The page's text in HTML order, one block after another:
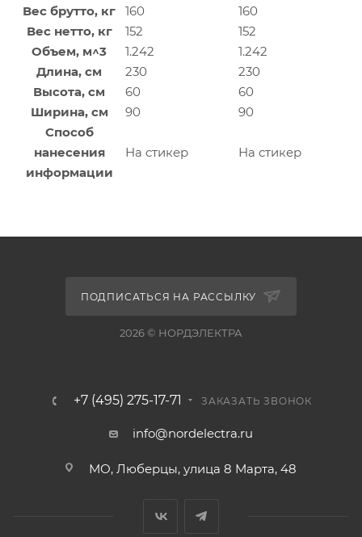
Вес брутто, кг
160
160
Вес нетто, кг
152
152
Объем, м^3
1.242
1.242
Длина, см
230
230
Высота, см
60
60
Ширина, см
90
90
Способ
нанесения
информации
На стикер На стикер
ПОДПИСАТЬСЯ НА РАССЫЛКУ
2026 © НОРДЭЛЕКТРА
+7 (495) 275-17-71 ЗАКАЗАТЬ ЗВОНОК
info@nordelectra.ru
МО, Люберцы, улица 8 Марта, 48